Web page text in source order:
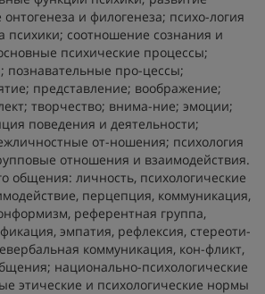
и филогенеза; психо-логия
психики; соотношение сознания и
психические процессы;
познавательные про-цессы;
представление; воображение;
творчество; внима-ние; эмоции;
поведения и деятельности;
от-ношения; психология
отношения и взаимодействия.
общения: личность, психологические
перцепция, коммуникация,
референтная группа,
эмпатия, рефлексия, стереоти-
коммуникация, кон-фликт,
национально-психологические
этические и психологические нормы